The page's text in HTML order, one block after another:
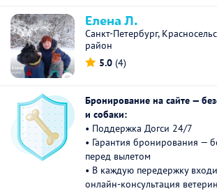
Елена Л.
Санкт-Петербург,
район
5.0 (4)
Бронирование на сайте —
и собаки:
• Поддержка Догси 24/7
• Гарантия бронирования —
перед вылетом
• В каждую передержку
онлайн-консультация